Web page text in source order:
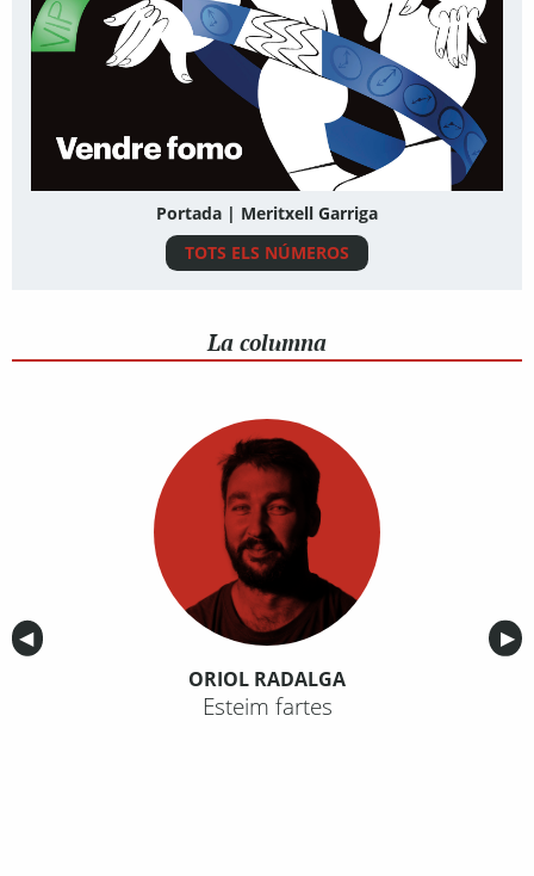
Portada | Meritxell Garriga
TOTS ELS NÚMEROS
La columna
Anterior
◀︎ ▶︎
ORIOL RADALGA
Esteim fartes